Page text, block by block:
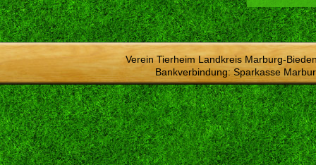
Verein Tierheim Landkreis Marburg-
Bankverbindung: Sparkasse